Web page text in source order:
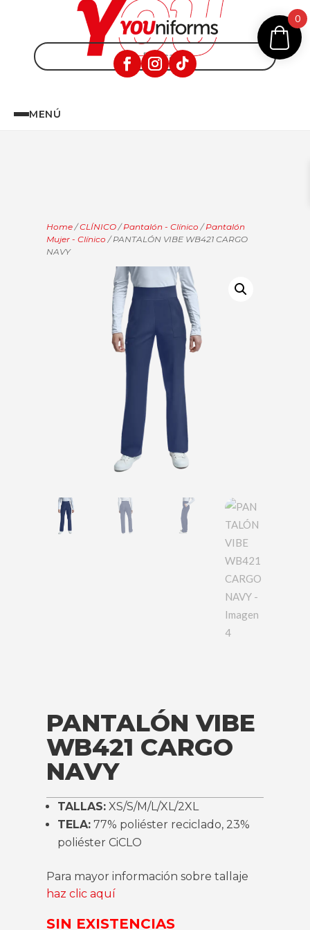
MENÚ
Home /CLÍNICO /Pantalón - Clínico /Pantalón
Mujer - Clínico / PANTALÓN VIBE WB421 CARGO
NAVY
PANTALÓN VIBE
WB421 CARGO
NAVY
TALLAS: XS/S/M/L/XL/2XL
TELA: 77% poliéster reciclado, 23%
poliéster CiCLO
Para mayor información sobre tallaje
haz clic aquí
SIN EXISTENCIAS
0